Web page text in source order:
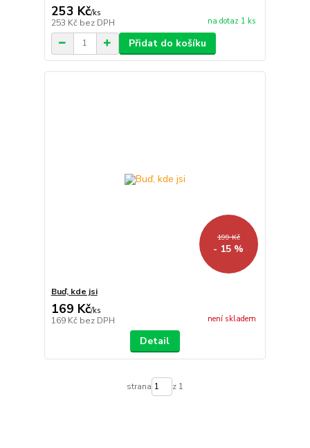
253 Kč/ks
253 Kč bez DPH na dotaz 1 ks
Přidat do košíku
199 Kč
- 15 %
Buď, kde jsi
169 Kč/ks
169 Kč bez DPH není skladem
Detail
strana z 1